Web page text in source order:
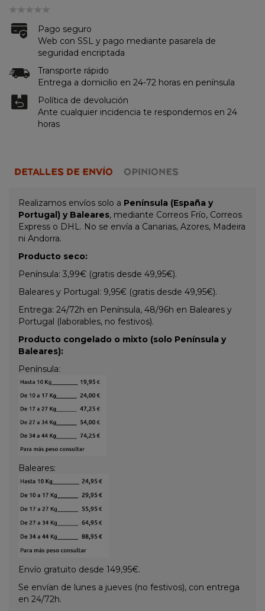
Pago seguro
Web con SSL y pago mediante pasarela de
seguridad encriptada
Transporte rápido
Entrega a domicilio en 24-72 horas en península
Política de devolución
Ante cualquier incidencia te respondemos en 24
horas
DETALLES DE ENVÍO OPINIONES
Realizamos envíos solo a Península (España y
Portugal) y Baleares, mediante Correos Frío, Correos
Express o DHL. No se envía a Canarias, Azores, Madeira
ni Andorra.
Producto seco:
Península: 3,99€ (gratis desde 49,95€).
Baleares y Portugal: 9,95€ (gratis desde 49,95€).
Entrega: 24/72h en Península, 48/96h en Baleares y
Portugal (laborables, no festivos).
Producto congelado o mixto (solo Península y
Baleares):
Península:
Baleares:
Envío gratuito desde 149,95€.
Se envían de lunes a jueves (no festivos), con entrega
en 24/72h.